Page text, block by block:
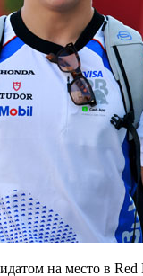
на место в